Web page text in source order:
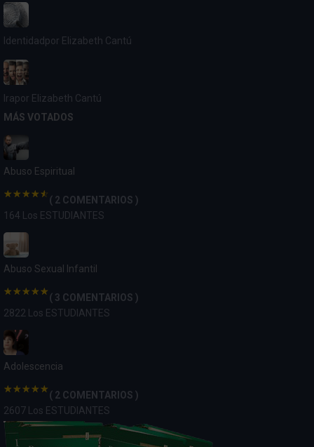
Identidad por Elizabeth Cantú
Irapor Elizabeth Cantú
MÁS VOTADOS
Abuso Espiritual
( 2 COMENTARIOS )
164 Los ESTUDIANTES
Abuso Sexual Infantil
( 3 COMENTARIOS )
2822 Los ESTUDIANTES
Adolescencia
( 2 COMENTARIOS )
2607 Los ESTUDIANTES